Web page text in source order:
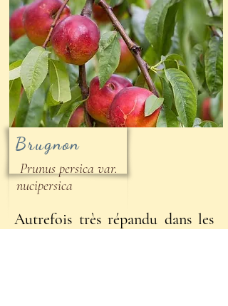
Brugnon
Prunus persica var.
nucipersica
Autrefois très répandu dans les